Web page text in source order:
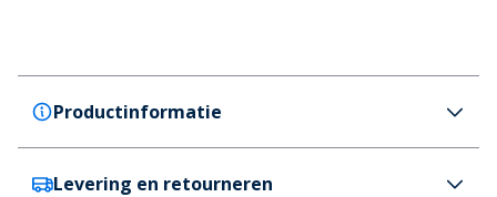
Productinformatie
JACK & JONES
Levering en retourneren